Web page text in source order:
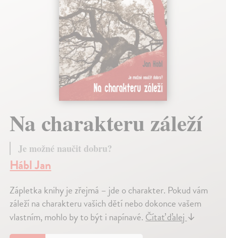
Na charakteru záleží
Je možné naučit dobru?
Hábl Jan
Zápletka knihy je zřejmá – jde o charakter. Pokud vám
záleží na charakteru vašich dětí nebo dokonce vašem
vlastním, mohlo by to být i napínavé. Čítať ďalej ↓